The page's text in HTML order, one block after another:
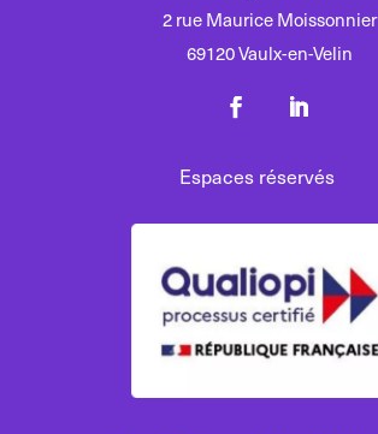
2 rue Maurice Moissonnier
69120 Vaulx-en-Velin
Espaces réservés